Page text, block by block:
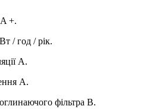
+.
/ год / рік.
A.
A.
фільтра B.